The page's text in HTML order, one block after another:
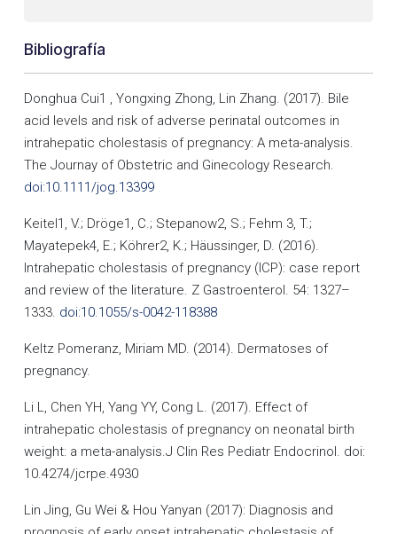
Bibliografía
Donghua Cui1 , Yongxing Zhong, Lin Zhang. (2017). Bile
acid levels and risk of adverse perinatal outcomes in
intrahepatic cholestasis of pregnancy: A meta-analysis.
The Journay of Obstetric and Ginecology Research.
doi:10.1111/jog.13399
Keitel1, V.; Dröge1, C.; Stepanow2, S.; Fehm 3, T.;
Mayatepek4, E.; Köhrer2, K.; Häussinger, D. (2016).
Intrahepatic cholestasis of pregnancy (ICP): case report
and review of the literature. Z Gastroenterol. 54: 1327–
1333. doi:10.1055/s-0042-118388
Keltz Pomeranz, Miriam MD. (2014). Dermatoses of
pregnancy.
Li L, Chen YH, Yang YY, Cong L. (2017). Effect of
intrahepatic cholestasis of pregnancy on neonatal birth
weight: a meta-analysis.J Clin Res Pediatr Endocrinol. doi:
10.4274/jcrpe.4930
Lin Jing, Gu Wei & Hou Yanyan (2017): Diagnosis and